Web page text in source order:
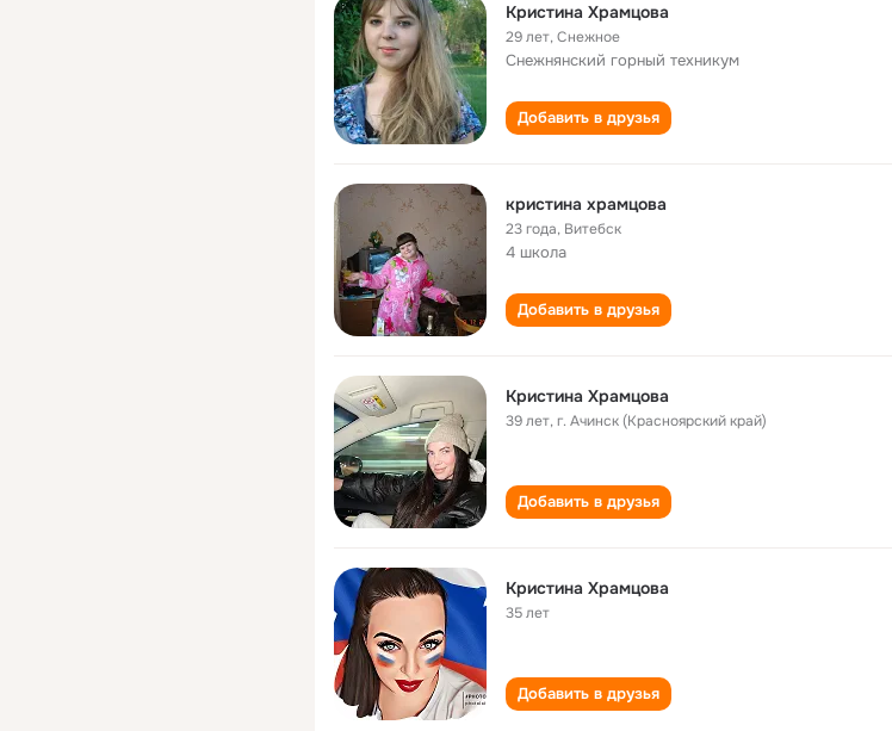
Кристина Храмцова
29 лет,Снежное
Снежнянский горный техникум
Добавить в друзья
кристина храмцова
23 года, Витебск
4 школа
Добавить в друзья
Кристина Храмцова
39 лет,г. Ачинск (Красноярский край)
Добавить в друзья
Кристина Храмцова
35 лет
Добавить в друзья